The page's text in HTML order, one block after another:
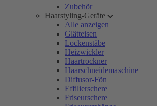
Zubehör
Haarstyling-Geräte
Alle anzeigen
Glätteisen
Lockenstäbe
Heizwickler
Haartrockner
Haarschneidemaschine
Diffusor-Fön
Effilierschere
Friseurschere